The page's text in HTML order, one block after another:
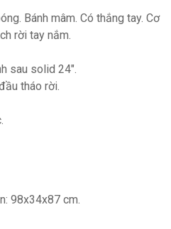
Bánh mâm. Có thắng tay. Cơ
rời tay nắm.
sau solid 24″.
tháo rời.
98x34x87 cm.